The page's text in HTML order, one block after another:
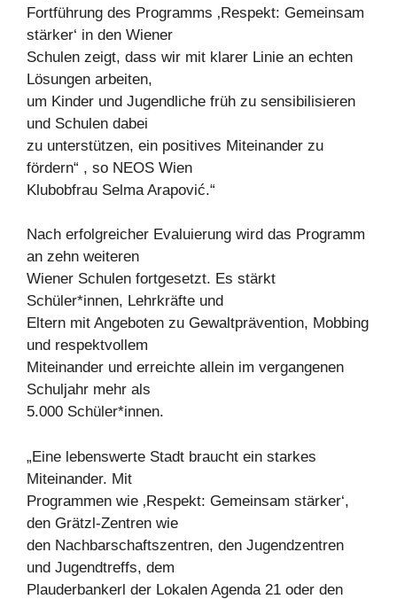
Fortführung des Programms ‚Respekt: Gemeinsam
stärker‘ in den Wiener
Schulen zeigt, dass wir mit klarer Linie an echten
Lösungen arbeiten,
um Kinder und Jugendliche früh zu sensibilisieren
und Schulen dabei
zu unterstützen, ein positives Miteinander zu
fördern“ , so NEOS Wien
Klubobfrau Selma Arapović.“
Nach erfolgreicher Evaluierung wird das Programm
an zehn weiteren
Wiener Schulen fortgesetzt. Es stärkt
Schüler*innen, Lehrkräfte und
Eltern mit Angeboten zu Gewaltprävention, Mobbing
und respektvollem
Miteinander und erreichte allein im vergangenen
Schuljahr mehr als
5.000 Schüler*innen.
„Eine lebenswerte Stadt braucht ein starkes
Miteinander. Mit
Programmen wie ‚Respekt: Gemeinsam stärker‘,
den Grätzl-Zentren wie
den Nachbarschaftszentren, den Jugendzentren
und Jugendtreffs, dem
Plauderbankerl der Lokalen Agenda 21 oder den